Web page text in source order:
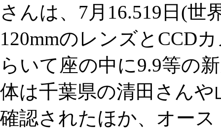
さんは、7月16.519日(世
120mmのレンズとCCD
らいて座の中に9.9等の
体は千葉県の清田さん
確認されたほか、オース